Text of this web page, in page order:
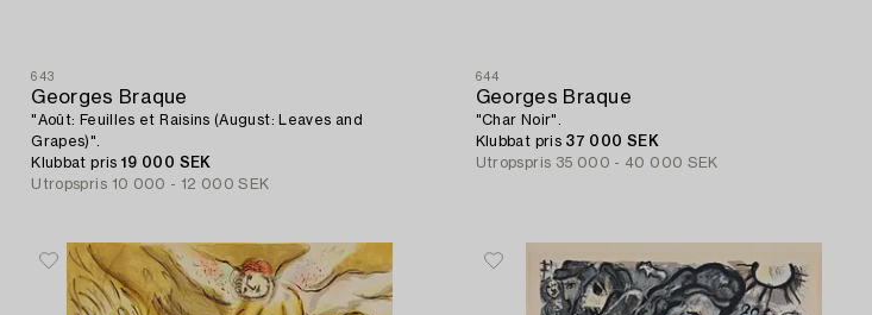
643
Georges Braque
"Août: Feuilles et Raisins (August: Leaves and
Grapes)".
Klubbat pris19 000 SEK
Utropspris 10 000 - 12 000 SEK
644
Georges Braque
"Char Noir".
Klubbat pris 37 000 SEK
Utropspris 35 000 - 40 000 SEK